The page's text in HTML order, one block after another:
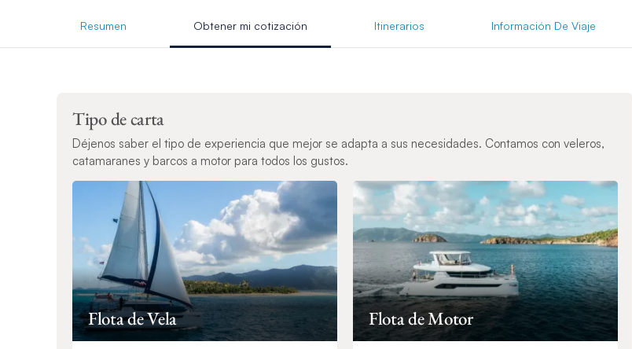
Resumen Obtener mi cotización Itinerarios Información De Viaje
Tipo de carta
Déjenos saber el tipo de experiencia que mejor se adapta a sus necesidades. Contamos con veleros,
catamaranes y barcos a motor para todos los gustos.
Flota de Vela Flota de Motor